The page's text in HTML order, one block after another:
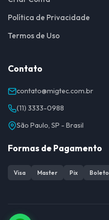
Política de Privacidade
Termos de Uso
Contato
contato@migtec.com.br
(11) 3333-0988
São Paulo, SP - Brasil
Formas de Pagamento
Visa Master Pix Boleto